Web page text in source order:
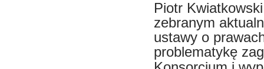
Piotr
zebranym
ustawy o
problematykę